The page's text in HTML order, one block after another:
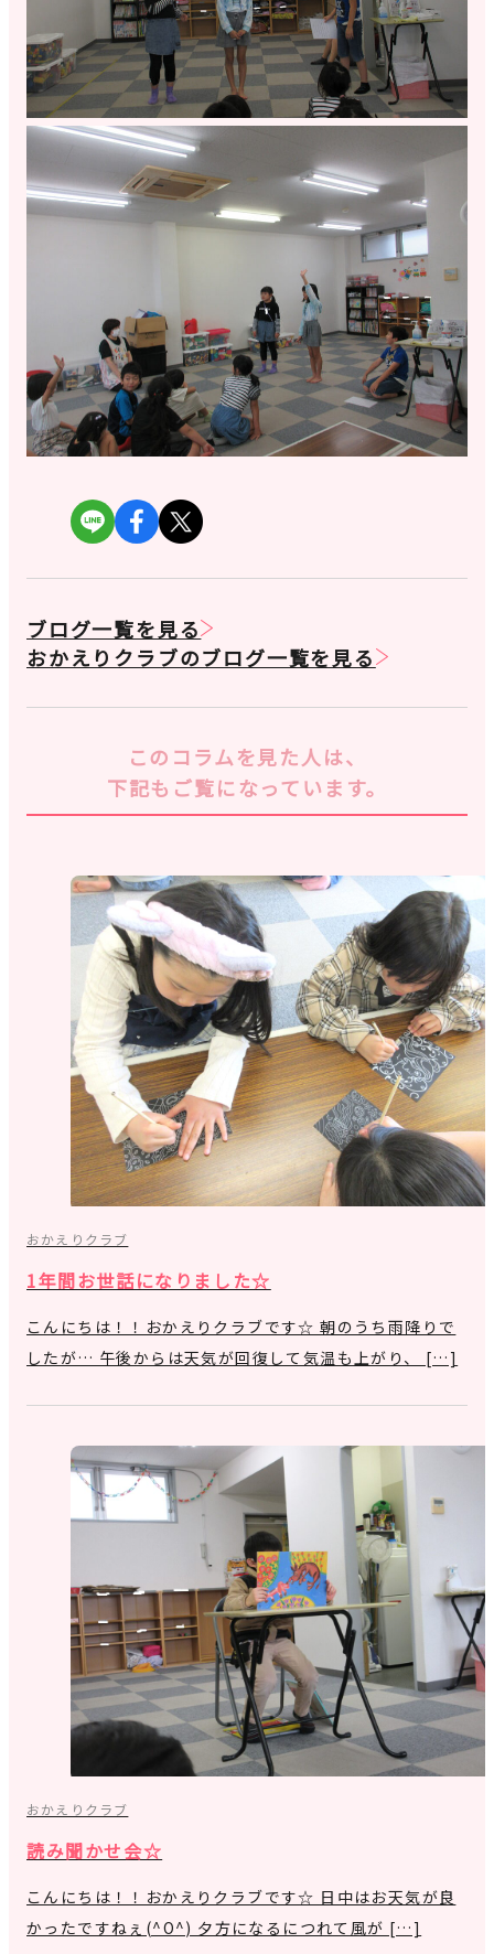
ブログ一覧を見る
おかえりクラブのブログ一覧を見る
このコラムを見た人は、
下記もご覧になっています。
おかえりクラブ
1年間お世話になりました☆
こんにちは！！おかえりクラブです☆ 朝のうち雨降りで
したが… 午後からは天気が回復して気温も上がり、 […]
おかえりクラブ
読み聞かせ会☆
こんにちは！！おかえりクラブです☆ 日中はお天気が良
かったですねぇ(^O^) 夕方になるにつれて風が […]